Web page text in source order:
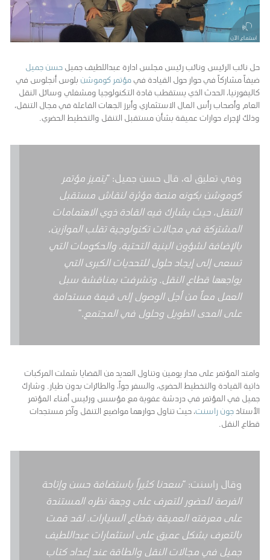
استماع الآن
حل نائب الرئيس ونائب رئيس مجلس ادارة عبداللطيف جميل حسن جميل
ضيفاً مشاركاً في حوار حول القيادة فيمؤتمر كوموشن بلوس أنجلوس في
كاليفورنيا، الحدث الذي يستقطب قادة التكنولوجيا ومشغلي وسائل النقل
العام وأصحاب رأس المال الاستثماري وأبرز الجهات الفاعلة في مجال التنقل،
وذلك لإجراء حوارات عميقة بشأن مستقبل التنقل والتخطيط الحضري.
وفي تعليق له، قال حسن جميل: “يتميز مؤتمر
كوموشن بكونه منصة مؤثرة لنقاش مستقبل
التنقل، حيث يشارك فيه القادة ذوي الاهتمامات
المشتركة في مجالات تكنولوجية تقلب الموازين،
بالإضافة لشؤون البنية التحتية، والحكومات التي
تسعى إلى إيجاد حلول للتحديات الكبرى التي
يواجهها قطاع النقل. وتشرفت بمناقشة سبل
العمل معاً من أجل الوصول إلى قيمة مستدامة
على المدى الطويل وحلول في المجتمع.”
وامتد المؤتمر على مدار يومين وتناول العديد من القضايا شملت المركبات
ذاتية القيادة والتخطيط الحضري، والسفر جواً، والطائرات بدون طيار. وشارك
جميل في المؤتمر في دردشة عفوية مع مؤسس ورئيس أمناء المؤتمر
الأستاذجون راسنت، حيث تناول حوارهما مواضيع التنقل وآخر مستجدات
قطاع النقل.
وقال راسنت: “سعدنا كثيراً باستضافة حسن وإتاحة
الفرصة للحضور للتعرف على وجهة نظره المستندة
على معرفته العميقة بقطاع السيارات. لقد قمت
بالتعرف بشكل عميق على استثمارات عبداللطيف
جميل في مجالات النقل والطاقة عند إعداد كتاب